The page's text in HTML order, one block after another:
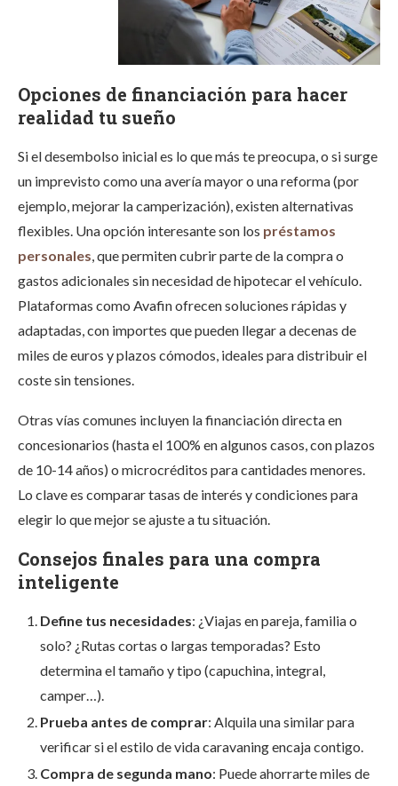
Opciones de financiación para hacer
realidad tu sueño
Si el desembolso inicial es lo que más te preocupa, o si surge
un imprevisto como una avería mayor o una reforma (por
ejemplo, mejorar la camperización), existen alternativas
flexibles. Una opción interesante son los préstamos
personales , que permiten cubrir parte de la compra o
gastos adicionales sin necesidad de hipotecar el vehículo.
Plataformas como Avafin ofrecen soluciones rápidas y
adaptadas, con importes que pueden llegar a decenas de
miles de euros y plazos cómodos, ideales para distribuir el
coste sin tensiones.
Otras vías comunes incluyen la financiación directa en
concesionarios (hasta el 100% en algunos casos, con plazos
de 10-14 años) o microcréditos para cantidades menores.
Lo clave es comparar tasas de interés y condiciones para
elegir lo que mejor se ajuste a tu situación.
Consejos finales para una compra
inteligente
Define tus necesidades: ¿Viajas en pareja, familia o
solo? ¿Rutas cortas o largas temporadas? Esto
determina el tamaño y tipo (capuchina, integral,
camper…).
Prueba antes de comprar: Alquila una similar para
verificar si el estilo de vida caravaning encaja contigo.
Compra de segunda mano: Puede ahorrarte miles de